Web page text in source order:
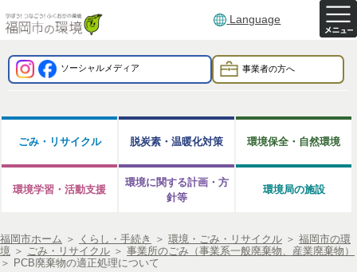
Language
ソーシャルメディア 事業者の方へ
ごみ・リサイクル 脱炭素・温暖化対策 環境保全・自然環境
環境学習・活動支援
環境に関する計画・方
針等
環境局の施設
福岡市ホーム ＞ くらし・手続き ＞ 環境・ごみ・リサイクル ＞ 福岡市の環
境 ＞ ごみ・リサイクル ＞ 事業所のごみ（事業系一般廃棄物、産業廃棄物）
＞ PCB廃棄物の適正処理について